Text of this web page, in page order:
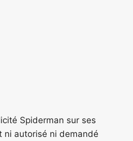
Spiderman sur ses
ni autorisé ni demandé